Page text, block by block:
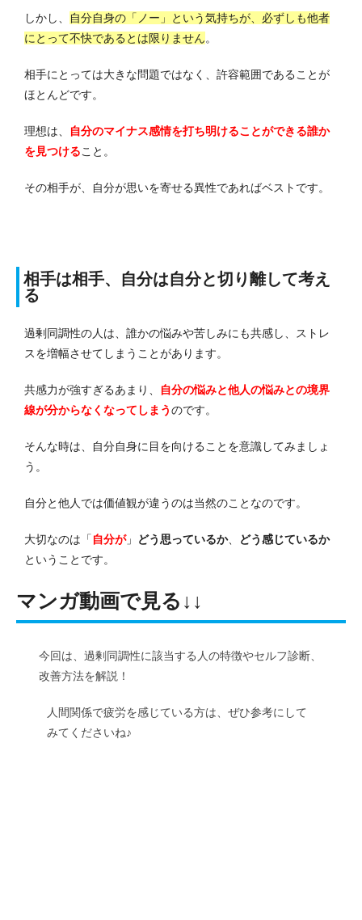
しかし、
自分自身の「ノー」という気持ちが、必ずしも他者
にとって不快であるとは限りません。
相手にとっては大きな問題ではなく、許容範囲であることが
ほとんどです。
理想は、
自分のマイナス感情を打ち明けることができる誰か
を見つけること。
その相手が、自分が思いを寄せる異性であればベストです。
相手は相手、自分は自分と切り離して考え
る
過剰同調性の人は、誰かの悩みや苦しみにも共感し、ストレ
スを増幅させてしまうことがあります。
共感力が強すぎるあまり、
自分の悩みと他人の悩みとの境界
線が分からなくなってしまうのです。
そんな時は、自分自身に目を向けることを意識してみましょ
う。
自分と他人では価値観が違うのは当然のことなのです。
大切なのは「 自分が」 どう思っているか、
どう感じているか
ということです。
マンガ動画で見る↓↓
今回は、過剰同調性に該当する人の特徴やセルフ診断、
改善方法を解説！
人間関係で疲労を感じている方は、ぜひ参考にして
みてくださいね♪